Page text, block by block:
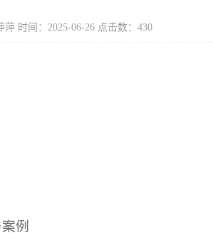
时间：2025-06-26 点击数： 430
例